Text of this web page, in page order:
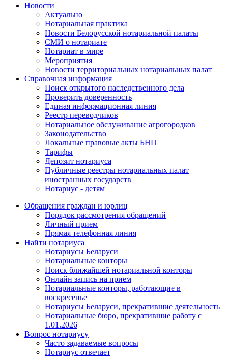
Новости
Актуально
Нотариальная практика
Новости Белорусской нотариальной палаты
СМИ о нотариате
Нотариат в мире
Мероприятия
Новости территориальных нотариальных палат
Справочная информация
Поиск открытого наследственного дела
Проверить доверенность
Единая информационная линия
Реестр переводчиков
Нотариальное обслуживание агрогородков
Законодательство
Локальные правовые акты БНП
Тарифы
Депозит нотариуса
Публичные реестры нотариальных палат
иностранных государств
Нотариус - детям
Обращения граждан и юрлиц
Порядок рассмотрения обращений
Личный прием
Прямая телефонная линия
Найти нотариуса
Нотариусы Беларуси
Нотариальные конторы
Поиск ближайшей нотариальной конторы
Онлайн запись на прием
Нотариальные конторы, работающие в
воскресенье
Нотариусы Беларуси, прекратившие деятельность
Нотариальные бюро, прекратившие работу с
1.01.2026
Вопрос нотариусу
Часто задаваемые вопросы
Нотариус отвечает